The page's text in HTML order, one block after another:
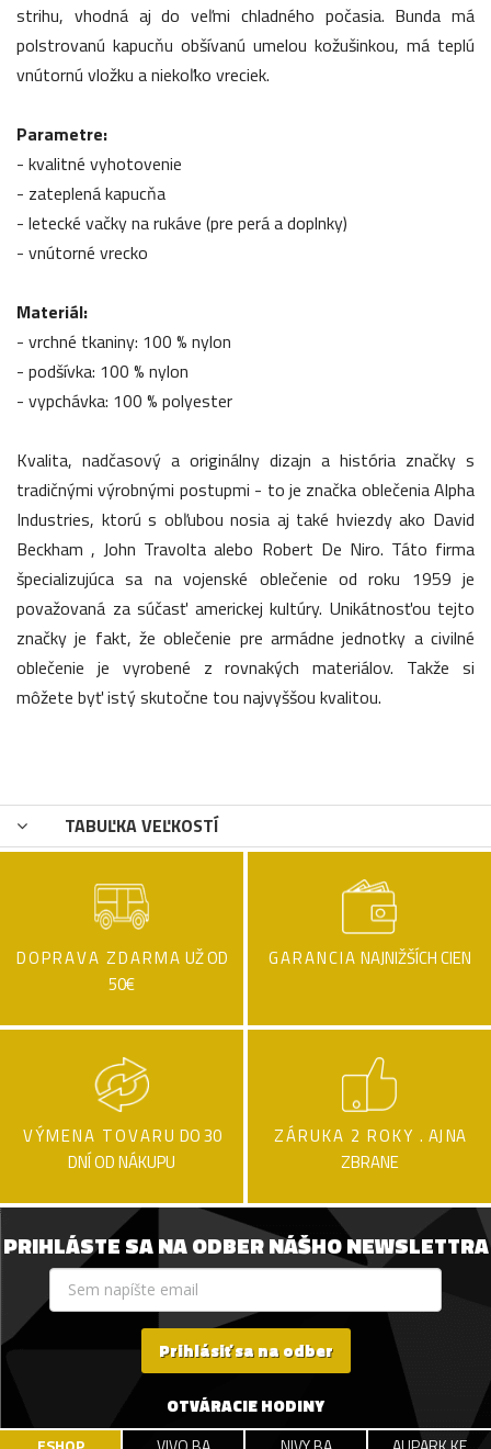
strihu, vhodná aj do veľmi chladného počasia. Bunda má
polstrovanú kapucňu obšívanú umelou kožušinkou, má teplú
vnútornú vložku a niekoľko vreciek.
Parametre:
- kvalitné vyhotovenie
- zateplená kapucňa
- letecké vačky na rukáve (pre perá a doplnky)
- vnútorné vrecko
Materiál:
- vrchné tkaniny: 100 % nylon
- podšívka: 100 % nylon
- vypchávka: 100 % polyester
Kvalita, nadčasový a originálny dizajn a história značky s
tradičnými výrobnými postupmi - to je značka oblečenia Alpha
Industries, ktorú s obľubou nosia aj také hviezdy ako David
Beckham , John Travolta alebo Robert De Niro. Táto firma
špecializujúca sa na vojenské oblečenie od roku 1959 je
považovaná za súčasť americkej kultúry. Unikátnosťou tejto
značky je fakt, že oblečenie pre armádne jednotky a civilné
oblečenie je vyrobené z rovnakých materiálov. Takže si
môžete byť istý skutočne tou najvyššou kvalitou.
TABUĽKA VEĽKOSTÍ
DOPRAVA ZDARMA UŽ OD
50€
GARANCIA NAJNIŽŠÍCH CIEN
VÝMENA TOVARU DO 30
DNÍ OD NÁKUPU
ZÁRUKA 2 ROKY . AJ NA
ZBRANE
PRIHLÁSTE SA NA ODBER NÁŠHO NEWSLETTRA
Prihlásiť sa na odber
OTVÁRACIE HODINY